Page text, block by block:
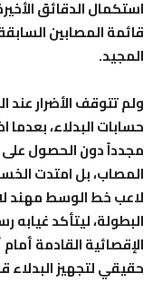
قائمة المصابين
المجيد.
ولم تتوقف الأضرار عند
حسابات البدلاء،
مجدداً دون الحصول على
المصاب، بل امتدت
لاعب خط الوسط مهند
البطولة، ليتأكد
الإقصائية القادمة
حقيقي لتجهيز البدلاء